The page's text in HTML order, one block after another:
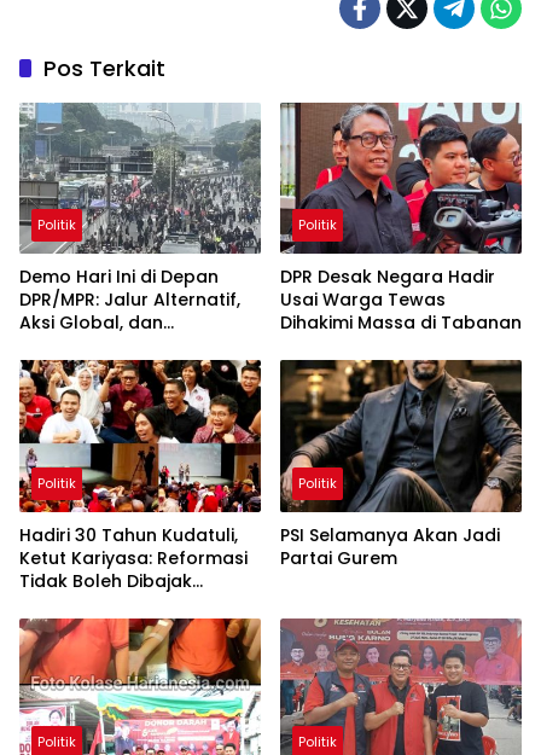
Pos Terkait
Politik
Demo Hari Ini di Depan
DPR/MPR: Jalur Alternatif,
Aksi Global, dan
Agustus 2026
Politik
DPR Desak Negara Hadir
Usai Warga Tewas
Dihakimi Massa di Tabanan
Politik
Hadiri 30 Tahun Kudatuli,
Ketut Kariyasa: Reformasi
Tidak Boleh Dibajak
Politik
PSI Selamanya Akan Jadi
Partai Gurem
Politik Politik